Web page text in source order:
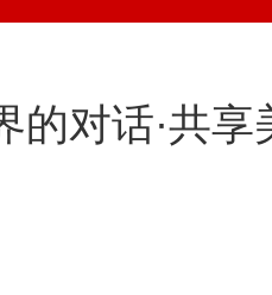
的对话·共